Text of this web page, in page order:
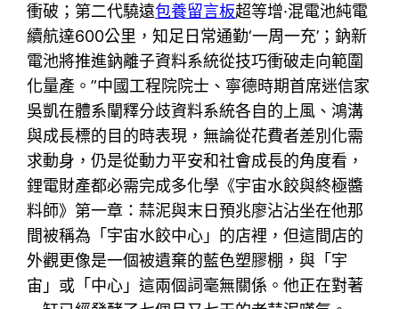
衝破；第二代驍遠包養留言板超等增·混電池純電
續航達600公里，知足日常通勤‘一周一充’；鈉新
電池將推進鈉離子資料系統從技巧衝破走向範圍
化量產。”中國工程院院士、寧德時期首席迷信家
吳凱在體系闡釋分歧資料系統各自的上風、鴻溝
與成長標的目的時表現，無論從花費者差別化需
求動身，仍是從動力平安和社會成長的角度看，
鋰電財產都必需完成多化學《宇宙水餃與終極醬
料師》第一章：蒜泥與末日預兆廖沾沾坐在他那
間被稱為「宇宙水餃中心」的店裡，但這間店的
外觀更像是一個被遺棄的藍色塑膠棚，與「宇
宙」或「中心」這兩個詞毫無關係。他正在對著